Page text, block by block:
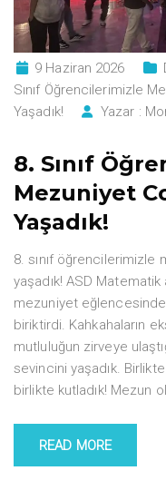
9 Haziran 2026
Sınıf Öğrencilerimizle
Yaşadık!
Yazar :
8. Sınıf
Mezuniyet
Yaşadık!
8. sınıf öğrencilerimizle
yaşadık! ASD
mezuniyet
biriktirdi. Kahkahaların
mutluluğun zirveye
sevincini yaşadık.
birlikte kutladık! Mezun
READ MORE